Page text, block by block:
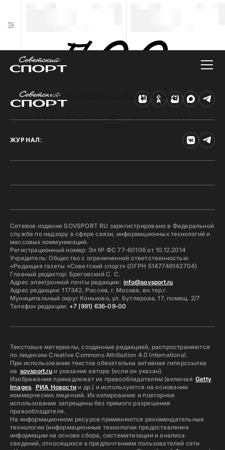
Техническая ошибка на сайте
Произошла ошибка. Чтобы найти нужную
ЖУРНАЛ:
Сетевое издание SOVSPORT RU зарегистрировано в Федеральной
службе по надзору в сфере связи, информационных технологий и
массовых коммуникаций.
Регистрационный номер: Эл № ФС 77-60106 от 10.12.2014
Учредитель: Общество с ограниченной ответственностью
«Редакция газеты «Советский спорт» (ОГРН 5147746142704)
Главный редактор: Бреговский С. С.
Адрес электронной почты редакции: info@sovsport.ru
Адрес редакции: 117342, Россия, г. Москва, вн.тер.г.
Муниципальный округ Коньково, ул. Бутлерова, 17, помещ. 2/7
Телефон редакции: +7 (991) 636-09-00
Текстовые материалы, созданные редакцией, распространяются
по лицензии Creative Commons Attribution 4.0 International.
При использовании текстов обязательна активная гиперссылка
на sovsport.ruи указание автора (если он указан).
Изображения принадлежат их правообладателям (включая Getty
Images, РИА Новостии др.) и используются на основании
коммерческих лицензий. Их копирование и повторное
использование запрещены без прямого разрешения
правообладателя.
На информационном ресурсе применяются рекомендательные
технологии (информационные технологии предоставления
информации на основе сбора, систематизации и анализа
сведений, относящихся к предпочтениям пользователей сети